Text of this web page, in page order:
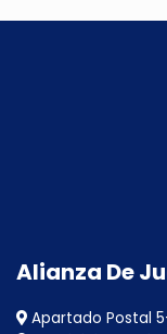
Alianza De
Apartado Postal